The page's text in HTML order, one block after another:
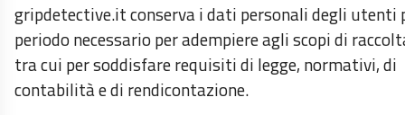
gripdetective.it conserva i dati personali degli utenti
periodo necessario per adempiere agli scopi di
tra cui per soddisfare requisiti di legge, normativi, di
contabilità e di rendicontazione.